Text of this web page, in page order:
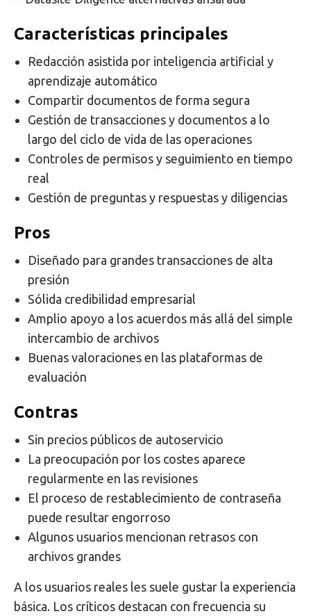
Características principales
Redacción asistida por inteligencia artificial y
aprendizaje automático
Compartir documentos de forma segura
Gestión de transacciones y documentos a lo
largo del ciclo de vida de las operaciones
Controles de permisos y seguimiento en tiempo
real
Gestión de preguntas y respuestas y diligencias
Pros
Diseñado para grandes transacciones de alta
presión
Sólida credibilidad empresarial
Amplio apoyo a los acuerdos más allá del simple
intercambio de archivos
Buenas valoraciones en las plataformas de
evaluación
Contras
Sin precios públicos de autoservicio
La preocupación por los costes aparece
regularmente en las revisiones
El proceso de restablecimiento de contraseña
puede resultar engorroso
Algunos usuarios mencionan retrasos con
archivos grandes
A los usuarios reales les suele gustar la experiencia
básica. Los críticos destacan con frecuencia su